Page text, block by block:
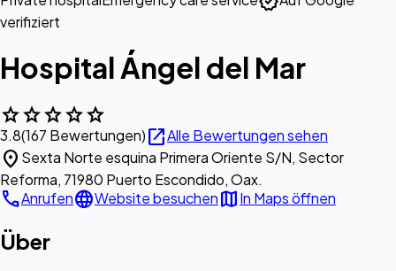
verifiziert
Hospital Ángel del Mar
starstarstarstarstar
3.8(167 Bewertungen)open_in_newAlle Bewertungen sehen
location_on Sexta Norte esquina Primera Oriente S/N, Sector
Reforma, 71980 Puerto Escondido, Oax.
callAnrufenlanguageWebsite besuchenmapIn Maps öffnen
Über